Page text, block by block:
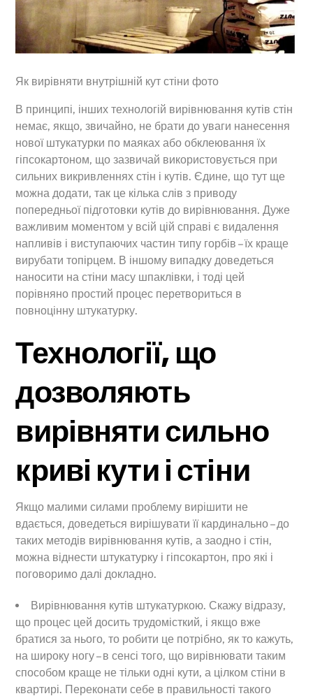
Як вирівняти внутрішній кут стіни фото
В принципі, інших технологій вирівнювання кутів стін
немає, якщо, звичайно, не брати до уваги нанесення
нової штукатурки по маяках або обклеювання їх
гіпсокартоном, що зазвичай використовується при
сильних викривленнях стін і кутів. Єдине, що тут ще
можна додати, так це кілька слів з приводу
попередньої підготовки кутів до вирівнювання. Дуже
важливим моментом у всій цій справі є видалення
напливів і виступаючих частин типу горбів – їх краще
вирубати топірцем. В іншому випадку доведеться
наносити на стіни масу шпаклівки, і тоді цей
порівняно простий процес перетвориться в
повноцінну штукатурку.
Технології, що
дозволяють
вирівняти сильно
криві кути і стіни
Якщо малими силами проблему вирішити не
вдається, доведеться вирішувати її кардинально – до
таких методів вирівнювання кутів, а заодно і стін,
можна віднести штукатурку і гіпсокартон, про які і
поговоримо далі докладно.
Вирівнювання кутів штукатуркою. Скажу відразу,
що процес цей досить трудомісткий, і якщо вже
братися за нього, то робити це потрібно, як то кажуть,
на широку ногу – в сенсі того, що вирівнювати таким
способом краще не тільки одні кути, а цілком стіни в
квартирі. Переконати себе в правильності такого